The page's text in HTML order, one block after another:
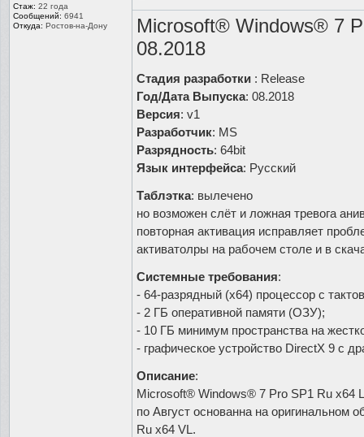
Стаж: 22 года
Сообщений: 6941
Откуда: Ростов-на-Дону
Microsoft® Windows® 7
08.2018
Стадия разработки : Release
Год/Дата Выпуска: 08.2018
Версия: v1
Разработчик: MS
Разрядность: 64bit
Язык интерфейса: Русский
Таблэтка: вылечено
но возможен слёт и ложная тревога
повторная активация исправляет
активатолры на рабочем столе и в
Системные требования:
- 64-разрядный (x64) процессор с
- 2 ГБ оперативной памяти (ОЗУ);
- 10 ГБ минимум пространства на
- графическое устройство DirectX 9 с
Описание:
Microsoft® Windows® 7 Pro SP1 Ru x64
по Август основанна на оригинальном
Ru x64 VL.